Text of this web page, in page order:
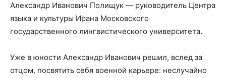
Александр Иванович Полищук — руководитель Центра
языка и культуры Ирана Московского
государственного лингвистического университета.
Уже в юности Александр Иванович решил, вслед за
отцом, посвятить себя военной карьере: неслучайно